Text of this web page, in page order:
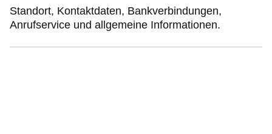
Standort, Kontaktdaten, Bankverbindungen,
Anrufservice und allgemeine Informationen.